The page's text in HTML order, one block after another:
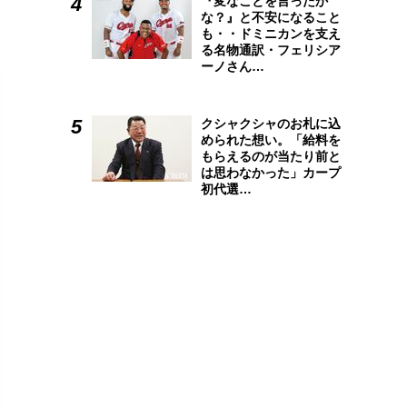
な？』と不安になること
も・・ドミニカンを支え
る名物通訳・フェリシア
ーノさん…
クシャクシャのお札に込
められた想い。「給料を
もらえるのが当たり前と
は思わなかった」カープ
初代選…